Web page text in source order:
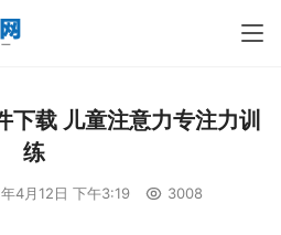
载 儿童注意力专注力训
练
4月12日 下午3:19 3008